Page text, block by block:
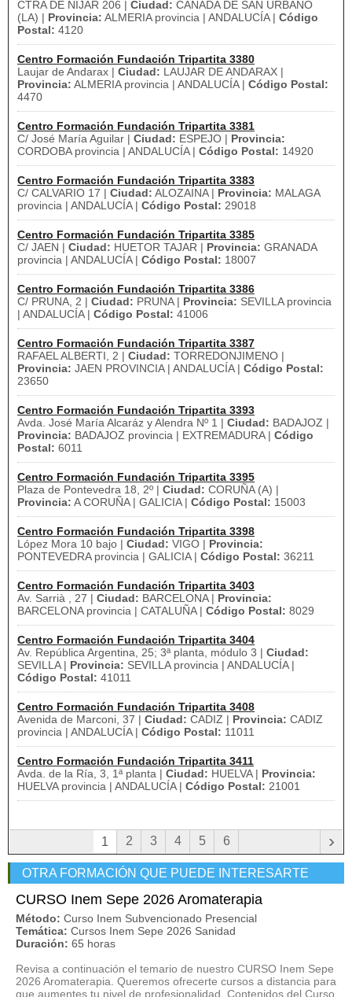
CTRA DE NIJAR 206 | Ciudad: CAÑADA DE SAN URBANO
(LA) | Provincia: ALMERIA provincia | ANDALUCÍA | Código
Postal: 4120
Centro Formación Fundación Tripartita 3380
Laujar de Andarax | Ciudad: LAUJAR DE ANDARAX |
Provincia: ALMERIA provincia | ANDALUCÍA | Código Postal:
4470
Centro Formación Fundación Tripartita 3381
C/ José María Aguilar | Ciudad: ESPEJO | Provincia:
CORDOBA provincia | ANDALUCÍA | Código Postal: 14920
Centro Formación Fundación Tripartita 3383
C/ CALVARIO 17 | Ciudad: ALOZAINA | Provincia: MALAGA
provincia | ANDALUCÍA | Código Postal: 29018
Centro Formación Fundación Tripartita 3385
C/ JAEN | Ciudad: HUETOR TAJAR | Provincia: GRANADA
provincia | ANDALUCÍA | Código Postal: 18007
Centro Formación Fundación Tripartita 3386
C/ PRUNA, 2 | Ciudad: PRUNA | Provincia: SEVILLA provincia
| ANDALUCÍA | Código Postal: 41006
Centro Formación Fundación Tripartita 3387
RAFAEL ALBERTI, 2 | Ciudad: TORREDONJIMENO |
Provincia: JAEN PROVINCIA | ANDALUCÍA | Código Postal:
23650
Centro Formación Fundación Tripartita 3393
Avda. José María Alcaráz y Alendra Nº 1 | Ciudad: BADAJOZ |
Provincia: BADAJOZ provincia | EXTREMADURA | Código
Postal: 6011
Centro Formación Fundación Tripartita 3395
Plaza de Pontevedra 18, 2º | Ciudad: CORUÑA (A) |
Provincia: A CORUÑA | GALICIA | Código Postal: 15003
Centro Formación Fundación Tripartita 3398
López Mora 10 bajo | Ciudad: VIGO | Provincia:
PONTEVEDRA provincia | GALICIA | Código Postal: 36211
Centro Formación Fundación Tripartita 3403
Av. Sarrià , 27 | Ciudad: BARCELONA | Provincia:
BARCELONA provincia | CATALUÑA | Código Postal: 8029
Centro Formación Fundación Tripartita 3404
Av. República Argentina, 25; 3ª planta, módulo 3 | Ciudad:
SEVILLA | Provincia: SEVILLA provincia | ANDALUCÍA |
Código Postal: 41011
Centro Formación Fundación Tripartita 3408
Avenida de Marconi, 37 | Ciudad: CADIZ | Provincia: CADIZ
provincia | ANDALUCÍA | Código Postal: 11011
Centro Formación Fundación Tripartita 3411
Avda. de la Ría, 3, 1ª planta | Ciudad: HUELVA | Provincia:
HUELVA provincia | ANDALUCÍA | Código Postal: 21001
1 2 3 4 5 6 ›
OTRA FORMACIÓN QUE PUEDE INTERESARTE
CURSO Inem Sepe 2026 Aromaterapia
Método: Curso Inem Subvencionado Presencial
Temática: Cursos Inem Sepe 2026 Sanidad
Duración: 65 horas
Revisa a continuación el temario de nuestro CURSO Inem Sepe
2026 Aromaterapia. Queremos ofrecerte cursos a distancia para
que aumentes tu nivel de profesionalidad. Contenidos del Curso